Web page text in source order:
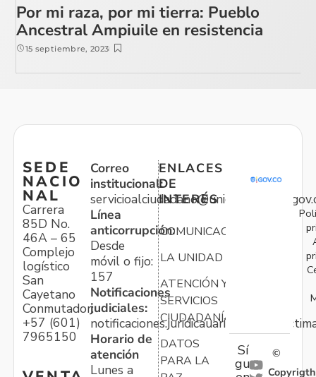
Por mi raza, por mi tierra: Pueblo
Ancestral Ampiuile en resistencia
15 septiembre, 2023
SEDE
NACIO
NAL
Carrera
85D No.
46A – 65
Complejo
logístico
San
Cayetano
Conmutador:
+57 (601)
7965150
Correo
institucional:
Línea
anticorrupción:
Desde
móvil o fijo:
157
Notificaciones
judiciales:
Horario de
atención
Lunes a
ENLACES
DE
INTERÉS
COMUNICACIONES
LA UNIDAD
ATENCIÓN Y
SERVICIOS
CIUDADANÍA
DATOS
PARA LA
Sí
gu
©
Copyrigth